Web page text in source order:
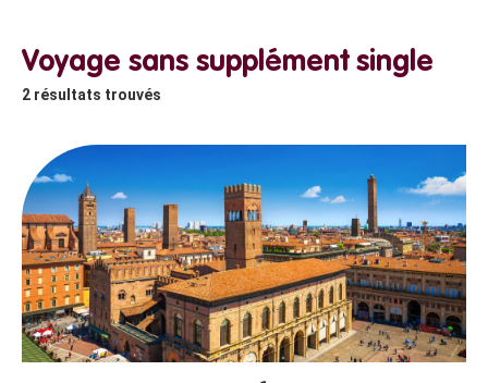
Voyage sans supplément single
2 résultats trouvés